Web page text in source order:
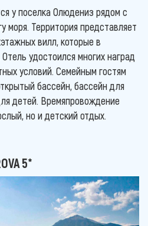
у поселка Олюдениз рядом с
моря. Территория представляет
вилл, которые в
удостоился многих наград
условий. Семейным гостям
бассейн, бассейн для
детей. Времяпровождение
но и детский отдых.
5*